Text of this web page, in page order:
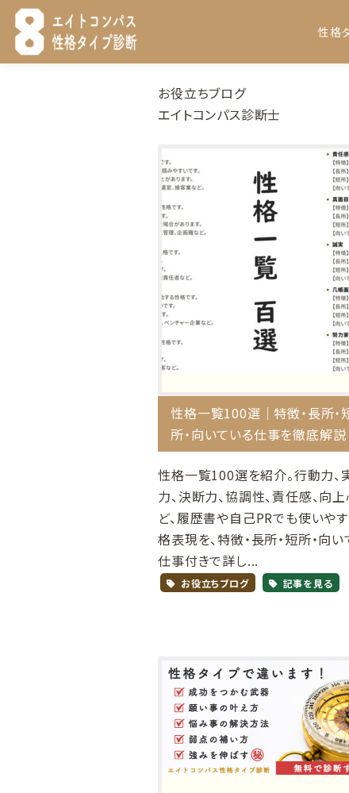
性格
お役立ちブログ
エイトコンパス診断士
性格一覧100選｜特徴・長所・
所・向いている仕事を徹底解説
性格一覧100選を紹介。行動力、
力、決断力、協調性、責任感、向
ど、履歴書や自己PRでも使いや
格表現を、特徴・長所・短所・向い
仕事付きで詳し...
お役立ちブログ 記事を見る